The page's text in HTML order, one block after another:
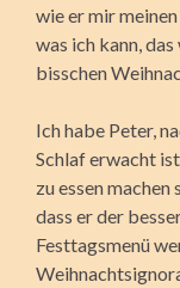
wie er mir
was ich kann,
bisschen
Ich habe Peter,
Schlaf erwacht
zu essen
dass er der
Festtagsmenü